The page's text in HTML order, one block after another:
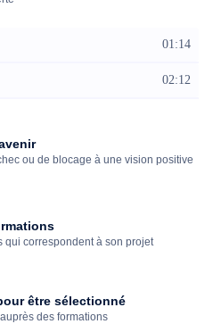
01:14
02:12
ou de blocage à une vision positive
qui correspondent à son projet
être sélectionné
des formations